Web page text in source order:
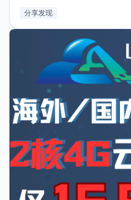
又实惠的域名邮箱，不妨尝试
NameCraneNameCrane不支
分享发现